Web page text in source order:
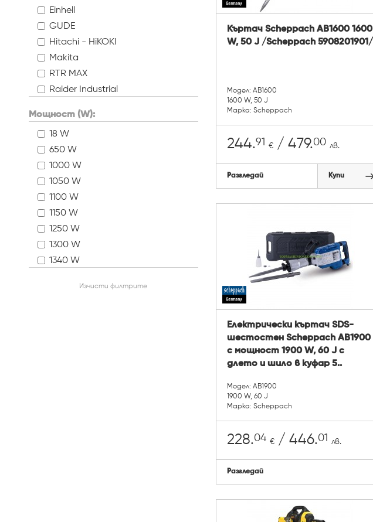
Einhell
GUDE
Hitachi - HiKOKI
Makita
RTR MAX
Raider Industrial
Raider Pro
Scheppach
Stanley
Tolsen tools
Мощност (W):
18 W
650 W
1000 W
1050 W
1100 W
1150 W
1250 W
1300 W
1340 W
Изчисти филтрите
Къртач Scheppach AB1600 1600
W, 50 J /Scheppach 5908201901/
Модел: AB1600
1600 W, 50 J
Марка: Scheppach
244.91 €/ 479.00 лв.
Разгледай Купи
Електрически къртач SDS-
шестостен Scheppach AB1900
с мощност 1900 W, 60 J с
длето и шило в куфар 5..
Модел: AB1900
1900 W, 60 J
Марка: Scheppach
228.04 €/ 446.01 лв.
Разгледай